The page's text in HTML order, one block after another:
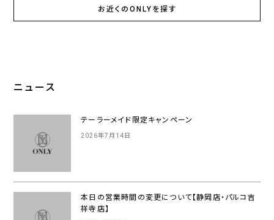
お近くのONLYを探す
ニュース
テーラーメイド限定キャンペーン
2026年7月14日
本日の営業時間の変更について【静岡店・パルコ吉
祥寺店】